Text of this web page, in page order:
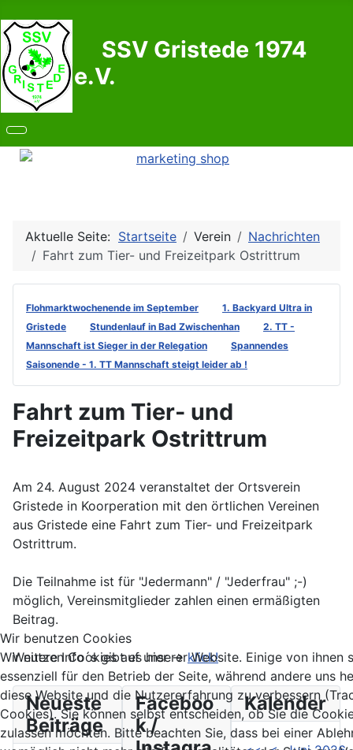
SSV Gristede 1974
e.V.
Aktuelle Seite: Startseite Verein
Nachrichten
Fahrt zum Tier- und Freizeitpark Ostrittrum
Flohmarktwochenende im September
1. Backyard Ultra in
Gristede
Stundenlauf in Bad Zwischenhan
2. TT -
Mannschaft ist Sieger in der Relegation
Spannendes
Saisonende - 1. TT Mannschaft steigt leider ab !
Fahrt zum Tier- und
Freizeitpark Ostrittrum
Am 24. August 2024 veranstaltet der Ortsverein
Gristede in Koorperation mit den örtlichen Vereinen
aus Gristede eine Fahrt zum Tier- und Freizeitpark
Ostrittrum.
Die Teilnahme ist für "Jedermann" / "Jederfrau" ;-)
möglich, Vereinsmitglieder zahlen einen ermäßigten
Beitrag.
Weitere Info´s gibt es hier ->klick!
Neueste
Beiträge
Faceboo
k /
Kalender
Wir benutzen Cookies
Wir nutzen Cookies auf unserer Website. Einige von ihnen
essenziell für den Betrieb der Seite, während andere uns
diese Website und die Nutzererfahrung zu verbessern
Cookies). Sie können selbst entscheiden, ob Sie die
zulassen möchten. Bitte beachten Sie, dass bei einer